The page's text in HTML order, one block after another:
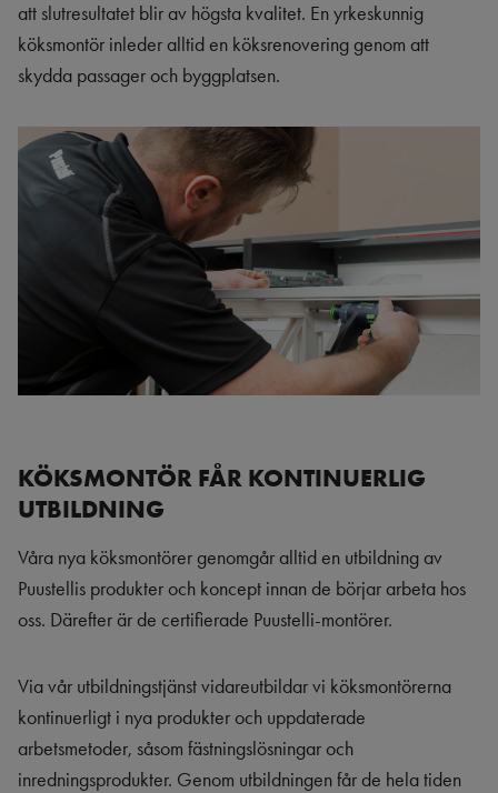
att slutresultatet blir av högsta kvalitet. En yrkeskunnig
köksmontör inleder alltid en köksrenovering genom att
skydda passager och byggplatsen.
KÖKSMONTÖR FÅR KONTINUERLIG
UTBILDNING
Våra nya köksmontörer genomgår alltid en utbildning av
Puustellis produkter och koncept innan de börjar arbeta hos
oss. Därefter är de certifierade Puustelli-montörer.
Via vår utbildningstjänst vidareutbildar vi köksmontörerna
kontinuerligt i nya produkter och uppdaterade
arbetsmetoder, såsom fästningslösningar och
inredningsprodukter. Genom utbildningen får de hela tiden